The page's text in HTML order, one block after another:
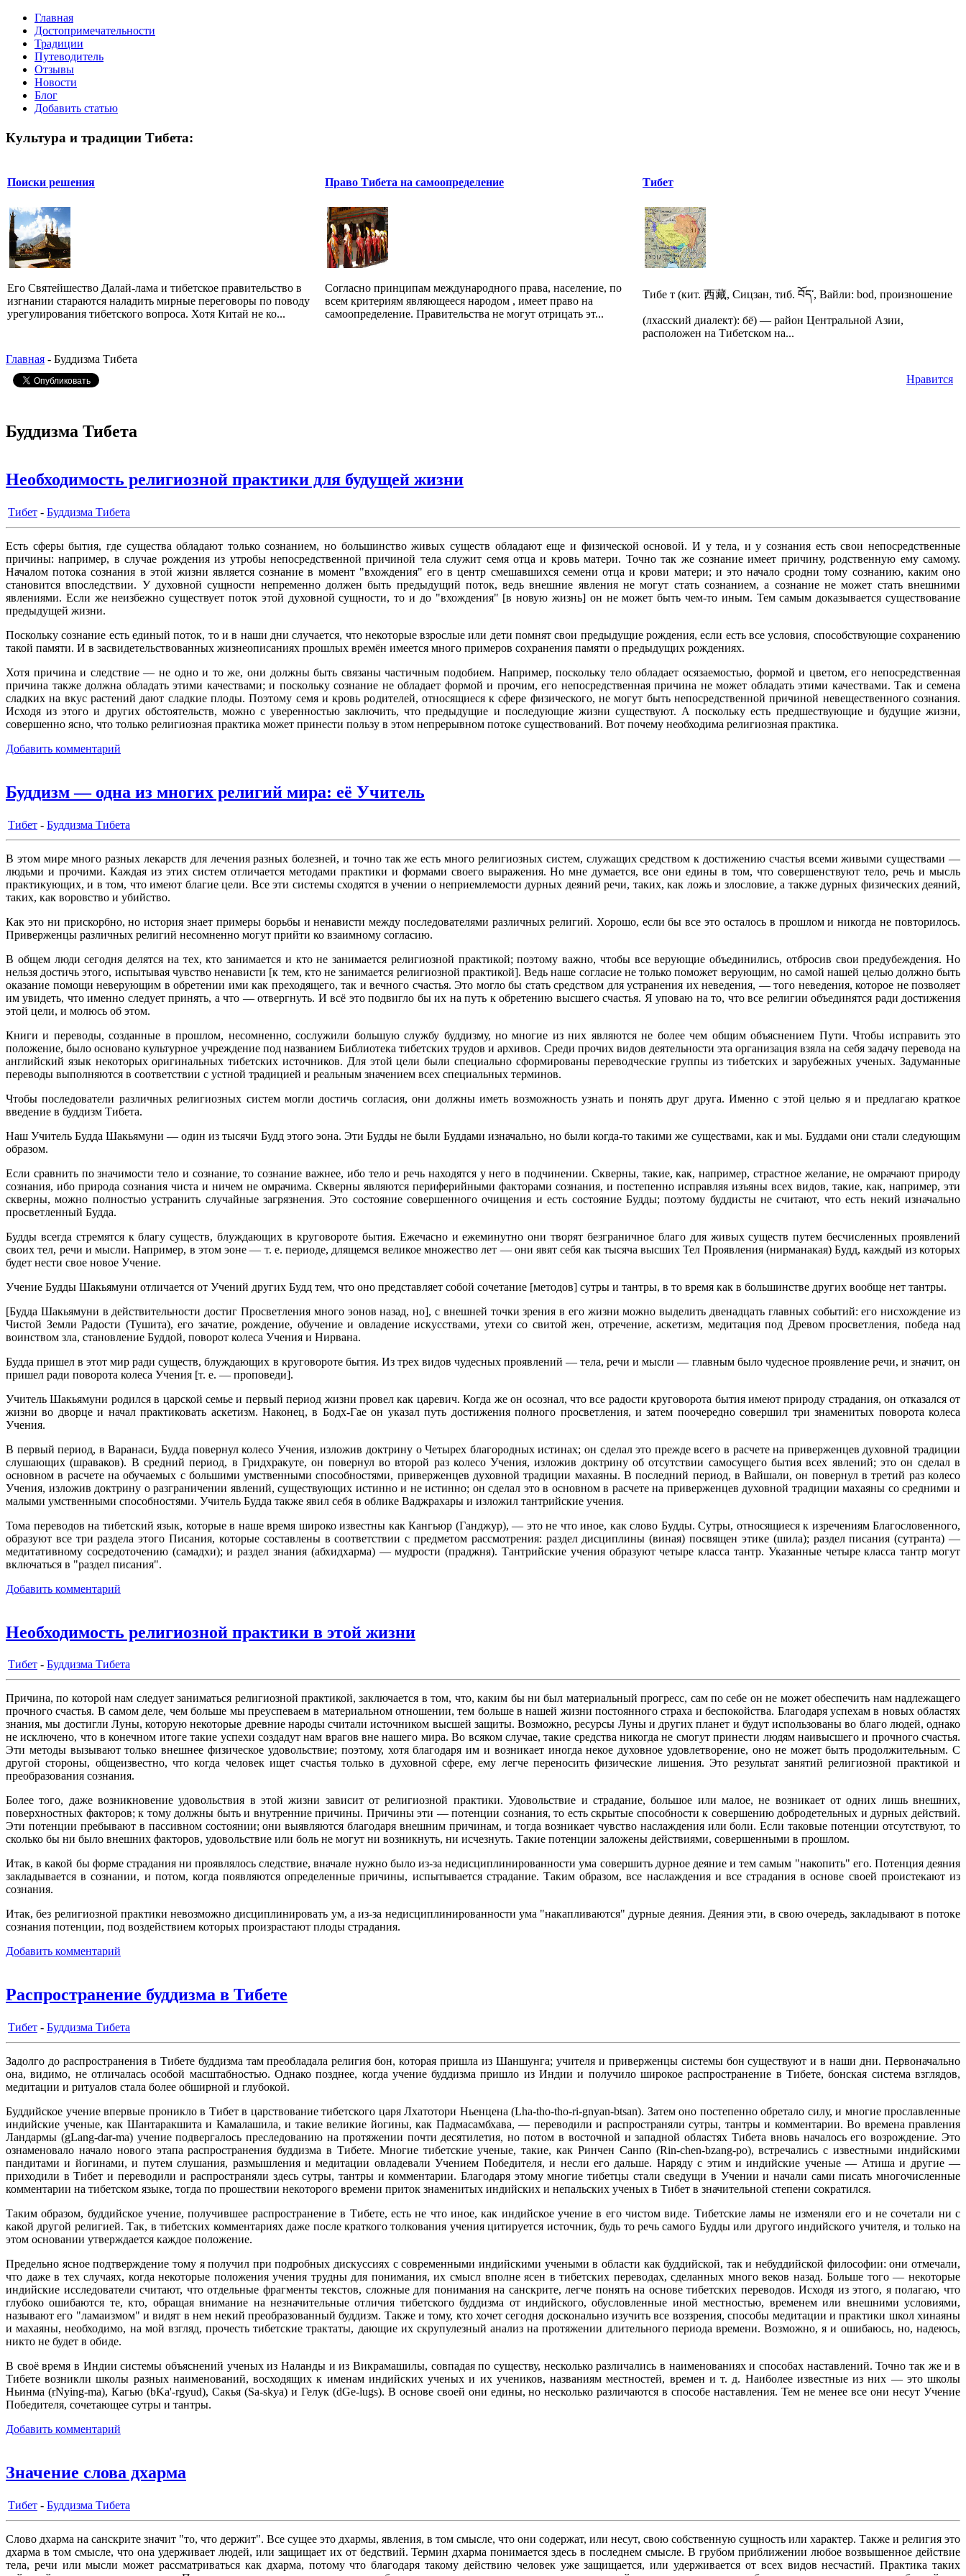
Главная
Достопримечательности
Традиции
Путеводитель
Отзывы
Новости
Блог
Добавить статью
Культура и традиции Тибета:
Поиски решения
Его Святейшество Далай-лама и тибетское правительство в
изгнании стараются наладить мирные переговоры по поводу
урегулирования тибетского вопроса. Хотя Китай не ко...
Право Тибета на самоопределение
Согласно принципам международного права, население, по
всем критериям являющееся народом , имеет право на
самоопределение. Правительства не могут отрицать эт...
Тибет
Тибе т (кит. 西藏, Сицзан, тиб. བོད་, Вайли: bod, произношение
(лхасский диалект): бё) — район Центральной Азии,
расположен на Тибетском на...
Главная - Буддизма Тибета
Нравится
Буддизма Тибета
Необходимость религиозной практики для будущей жизни
Тибет - Буддизма Тибета
Есть сферы бытия, где существа обладают только сознанием, но большинство живых существ обладают еще и физической основой. И у тела, и у сознания есть свои непосредственные
причины: например, в случае рождения из утробы непосредственной причиной тела служит семя отца и кровь матери. Точно так же сознание имеет причину, родственную ему самому.
Началом потока сознания в этой жизни является сознание в момент "вхождения" его в центр смешавшихся семени отца и крови матери; и это начало сродни тому сознанию, каким оно
становится впоследствии. У духовной сущности непременно должен быть предыдущий поток, ведь внешние явления не могут стать сознанием, а сознание не может стать внешними
явлениями. Если же неизбежно существует поток этой духовной сущности, то и до "вхождения" [в новую жизнь] он не может быть чем-то иным. Тем самым доказывается существование
предыдущей жизни.
Поскольку сознание есть единый поток, то и в наши дни случается, что некоторые взрослые или дети помнят свои предыдущие рождения, если есть все условия, способствующие сохранению
такой памяти. И в засвидетельствованных жизнеописаниях прошлых времён имеется много примеров сохранения памяти о предыдущих рождениях.
Хотя причина и следствие — не одно и то же, они должны быть связаны частичным подобием. Например, поскольку тело обладает осязаемостью, формой и цветом, его непосредственная
причина также должна обладать этими качествами; и поскольку сознание не обладает формой и прочим, его непосредственная причина не может обладать этими качествами. Так и семена
сладких на вкус растений дают сладкие плоды. Поэтому семя и кровь родителей, относящиеся к сфере физического, не могут быть непосредственной причиной невещественного сознания.
Исходя из этого и других обстоятельств, можно с уверенностью заключить, что предыдущие и последующие жизни существуют. А поскольку есть предшествующие и будущие жизни,
совершенно ясно, что только религиозная практика может принести пользу в этом непрерывном потоке существований. Вот почему необходима религиозная практика.
Добавить комментарий
Буддизм — одна из многих религий мира: её Учитель
Тибет - Буддизма Тибета
В этом мире много разных лекарств для лечения разных болезней, и точно так же есть много религиозных систем, служащих средством к достижению счастья всеми живыми существами —
людьми и прочими. Каждая из этих систем отличается методами практики и формами своего выражения. Но мне думается, все они едины в том, что совершенствуют тело, речь и мысль
практикующих, и в том, что имеют благие цели. Все эти системы сходятся в учении о неприемлемости дурных деяний речи, таких, как ложь и злословие, а также дурных физических деяний,
таких, как воровство и убийство.
Как это ни прискорбно, но история знает примеры борьбы и ненависти между последователями различных религий. Хорошо, если бы все это осталось в прошлом и никогда не повторилось.
Приверженцы различных религий несомненно могут прийти ко взаимному согласию.
В общем люди сегодня делятся на тех, кто занимается и кто не занимается религиозной практикой; поэтому важно, чтобы все верующие объединились, отбросив свои предубеждения. Но
нельзя достичь этого, испытывая чувство ненависти [к тем, кто не занимается религиозной практикой]. Ведь наше согласие не только поможет верующим, но самой нашей целью должно быть
оказание помощи неверующим в обретении ими как преходящего, так и вечного счастья. Это могло бы стать средством для устранения их неведения, — того неведения, которое не позволяет
им увидеть, что именно следует принять, а что — отвергнуть. И всё это подвигло бы их на путь к обретению высшего счастья. Я уповаю на то, что все религии объединятся ради достижения
этой цели, и молюсь об этом.
Книги и переводы, созданные в прошлом, несомненно, сослужили большую службу буддизму, но многие из них являются не более чем общим объяснением Пути. Чтобы исправить это
положение, было основано культурное учреждение под названием Библиотека тибетских трудов и архивов. Среди прочих видов деятельности эта организация взяла на себя задачу перевода на
английский язык некоторых оригинальных тибетских источников. Для этой цели были специально сформированы переводческие группы из тибетских и зарубежных ученых. Задуманные
переводы выполняются в соответствии с устной традицией и реальным значением всех специальных терминов.
Чтобы последователи различных религиозных систем могли достичь согласия, они должны иметь возможность узнать и понять друг друга. Именно с этой целью я и предлагаю краткое
введение в буддизм Тибета.
Наш Учитель Будда Шакьямуни — один из тысячи Будд этого эона. Эти Будды не были Буддами изначально, но были когда-то такими же существами, как и мы. Буддами они стали следующим
образом.
Если сравнить по значимости тело и сознание, то сознание важнее, ибо тело и речь находятся у него в подчинении. Скверны, такие, как, например, страстное желание, не омрачают природу
сознания, ибо природа сознания чиста и ничем не омрачима. Скверны являются периферийными факторами сознания, и постепенно исправляя изъяны всех видов, такие, как, например, эти
скверны, можно полностью устранить случайные загрязнения. Это состояние совершенного очищения и есть состояние Будды; поэтому буддисты не считают, что есть некий изначально
просветленный Будда.
Будды всегда стремятся к благу существ, блуждающих в круговороте бытия. Ежечасно и ежеминутно они творят безграничное благо для живых существ путем бесчисленных проявлений
своих тел, речи и мысли. Например, в этом эоне — т. е. периоде, длящемся великое множество лет — они явят себя как тысяча высших Тел Проявления (нирманакая) Будд, каждый из которых
будет нести свое новое Учение.
Учение Будды Шакьямуни отличается от Учений других Будд тем, что оно представляет собой сочетание [методов] сутры и тантры, в то время как в большинстве других вообще нет тантры.
[Будда Шакьямуни в действительности достиг Просветления много эонов назад, но], с внешней точки зрения в его жизни можно выделить двенадцать главных событий: его нисхождение из
Чистой Земли Радости (Тушита), его зачатие, рождение, обучение и овладение искусствами, утехи со свитой жен, отречение, аскетизм, медитация под Древом просветления, победа над
воинством зла, становление Буддой, поворот колеса Учения и Нирвана.
Будда пришел в этот мир ради существ, блуждающих в круговороте бытия. Из трех видов чудесных проявлений — тела, речи и мысли — главным было чудесное проявление речи, и значит, он
пришел ради поворота колеса Учения [т. е. — проповеди].
Учитель Шакьямуни родился в царской семье и первый период жизни провел как царевич. Когда же он осознал, что все радости круговорота бытия имеют природу страдания, он отказался от
жизни во дворце и начал практиковать аскетизм. Наконец, в Бодх-Гае он указал путь достижения полного просветления, и затем поочередно совершил три знаменитых поворота колеса
Учения.
В первый период, в Варанаси, Будда повернул колесо Учения, изложив доктрину о Четырех благородных истинах; он сделал это прежде всего в расчете на приверженцев духовной традиции
слушающих (шраваков). В средний период, в Гридхракуте, он повернул во второй раз колесо Учения, изложив доктрину об отсутствии самосущего бытия всех явлений; это он сделал в
основном в расчете на обучаемых с большими умственными способностями, приверженцев духовной традиции махаяны. В последний период, в Вайшали, он повернул в третий раз колесо
Учения, изложив доктрину о разграничении явлений, существующих истинно и не истинно; он сделал это в основном в расчете на приверженцев духовной традиции махаяны со средними и
малыми умственными способностями. Учитель Будда также явил себя в облике Ваджрахары и изложил тантрийские учения.
Тома переводов на тибетский язык, которые в наше время широко известны как Кангьюр (Ганджур), — это не что иное, как слово Будды. Сутры, относящиеся к изречениям Благословенного,
образуют все три раздела этого Писания, которые составлены в соответствии с предметом рассмотрения: раздел дисциплины (виная) посвящен этике (шила); раздел писания (сутранта) —
медитативному сосредоточению (самадхи); и раздел знания (абхидхарма) — мудрости (праджня). Тантрийские учения образуют четыре класса тантр. Указанные четыре класса тантр могут
включаться в "раздел писания".
Добавить комментарий
Необходимость религиозной практики в этой жизни
Тибет - Буддизма Тибета
Причина, по которой нам следует заниматься религиозной практикой, заключается в том, что, каким бы ни был материальный прогресс, сам по себе он не может обеспечить нам надлежащего
прочного счастья. В самом деле, чем больше мы преуспеваем в материальном отношении, тем больше в нашей жизни постоянного страха и беспокойства. Благодаря успехам в новых областях
знания, мы достигли Луны, которую некоторые древние народы считали источником высшей защиты. Возможно, ресурсы Луны и других планет и будут использованы во благо людей, однако
не исключено, что в конечном итоге такие успехи создадут нам врагов вне нашего мира. Во всяком случае, такие средства никогда не смогут принести людям наивысшего и прочного счастья.
Эти методы вызывают только внешнее физическое удовольствие; поэтому, хотя благодаря им и возникает иногда некое духовное удовлетворение, оно не может быть продолжительным. С
другой стороны, общеизвестно, что когда человек ищет счастья только в духовной сфере, ему легче переносить физические лишения. Это результат занятий религиозной практикой и
преобразования сознания.
Более того, даже возникновение удовольствия в этой жизни зависит от религиозной практики. Удовольствие и страдание, большое или малое, не возникает от одних лишь внешних,
поверхностных факторов; к тому должны быть и внутренние причины. Причины эти — потенции сознания, то есть скрытые способности к совершению добродетельных и дурных действий.
Эти потенции пребывают в пассивном состоянии; они выявляются благодаря внешним причинам, и тогда возникает чувство наслаждения или боли. Если таковые потенции отсутствуют, то
сколько бы ни было внешних факторов, удовольствие или боль не могут ни возникнуть, ни исчезнуть. Такие потенции заложены действиями, совершенными в прошлом.
Итак, в какой бы форме страдания ни проявлялось следствие, вначале нужно было из-за недисциплинированности ума совершить дурное деяние и тем самым "накопить" его. Потенция деяния
закладывается в сознании, и потом, когда появляются определенные причины, испытывается страдание. Таким образом, все наслаждения и все страдания в основе своей проистекают из
сознания.
Итак, без религиозной практики невозможно дисциплинировать ум, а из-за недисциплинированности ума "накапливаются" дурные деяния. Деяния эти, в свою очередь, закладывают в потоке
сознания потенции, под воздействием которых произрастают плоды страдания.
Добавить комментарий
Распространение буддизма в Тибете
Тибет - Буддизма Тибета
Задолго до распространения в Тибете буддизма там преобладала религия бон, которая пришла из Шаншунга; учителя и приверженцы системы бон существуют и в наши дни. Первоначально
она, видимо, не отличалась особой масштабностью. Однако позднее, когда учение буддизма пришло из Индии и получило широкое распространение в Тибете, бонская система взглядов,
медитации и ритуалов стала более обширной и глубокой.
Буддийское учение впервые проникло в Тибет в царствование тибетского царя Лхатотори Ньенцена (Lha-tho-tho-ri-gnyan-btsan). Затем оно постепенно обретало силу, и многие прославленные
индийские ученые, как Шантаракшита и Камалашила, и такие великие йогины, как Падмасамбхава, — переводили и распространяли сутры, тантры и комментарии. Во времена правления
Ландармы (gLang-dar-ma) учение подвергалось преследованию на протяжении почти десятилетия, но потом в восточной и западной областях Тибета вновь началось его возрождение. Это
ознаменовало начало нового этапа распространения буддизма в Тибете. Многие тибетские ученые, такие, как Ринчен Санпо (Rin-chen-bzang-po), встречались с известными индийскими
пандитами и йогинами, и путем слушания, размышления и медитации овладевали Учением Победителя, и несли его дальше. Наряду с этим и индийские ученые — Атиша и другие —
приходили в Тибет и переводили и распространяли здесь сутры, тантры и комментарии. Благодаря этому многие тибетцы стали сведущи в Учении и начали сами писать многочисленные
комментарии на тибетском языке, тогда по прошествии некоторого времени приток знаменитых индийских и непальских ученых в Тибет в значительной степени сократился.
Таким образом, буддийское учение, получившее распространение в Тибете, есть не что иное, как индийское учение в его чистом виде. Тибетские ламы не изменяли его и не сочетали ни с
какой другой религией. Так, в тибетских комментариях даже после краткого толкования учения цитируется источник, будь то речь самого Будды или другого индийского учителя, и только на
этом основании утверждается каждое положение.
Предельно ясное подтверждение тому я получил при подробных дискуссиях с современными индийскими учеными в области как буддийской, так и небуддийской философии: они отмечали,
что даже в тех случаях, когда некоторые положения учения трудны для понимания, их смысл вполне ясен в тибетских переводах, сделанных много веков назад. Больше того — некоторые
индийские исследователи считают, что отдельные фрагменты текстов, сложные для понимания на санскрите, легче понять на основе тибетских переводов. Исходя из этого, я полагаю, что
глубоко ошибаются те, кто, обращая внимание на незначительные отличия тибетского буддизма от индийского, обусловленные иной местностью, временем или внешними условиями,
называют его "ламаизмом" и видят в нем некий преобразованный буддизм. Также и тому, кто хочет сегодня досконально изучить все воззрения, способы медитации и практики школ хинаяны
и махаяны, необходимо, на мой взгляд, прочесть тибетские трактаты, дающие их скрупулезный анализ на протяжении длительного периода времени. Возможно, я и ошибаюсь, но, надеюсь,
никто не будет в обиде.
В своё время в Индии системы объяснений ученых из Наланды и из Викрамашилы, совпадая по существу, несколько различались в наименованиях и способах наставлений. Точно так же и в
Тибете возникли школы разных наименований, восходящих к именам индийских ученых и их учеников, названиям местностей, времен и т. д. Наиболее известные из них — это школы
Ньинма (rNying-ma), Кагью (bKa'-rgyud), Сакья (Sa-skya) и Гелук (dGe-lugs). В основе своей они едины, но несколько различаются в способе наставления. Тем не менее все они несут Учение
Победителя, сочетающее сутры и тантры.
Добавить комментарий
Значение слова дхарма
Тибет - Буддизма Тибета
Слово дхарма на санскрите значит "то, что держит". Все сущее это дхармы, явления, в том смысле, что они содержат, или несут, свою собственную сущность или характер. Также и религия это
дхарма в том смысле, что она удерживает людей, или защищает их от бедствий. Термин дхарма понимается здесь в последнем смысле. В грубом приближении любое возвышенное действие
тела, речи или мысли может рассматриваться как дхарма, потому что благодаря такому действию человек уже защищается, или удерживается от всех видов несчастий. Практика таких